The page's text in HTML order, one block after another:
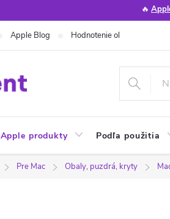
🔥
Apple Blog Hodnotenie obchodu
Apple produkty Podľa použitia
Pre Mac Obaly, puzdrá, kryty